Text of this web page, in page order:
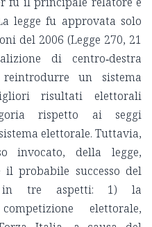
legge fu approvata solo
del 2006 (Legge 270, 21
di centro‑destra
reintrodurre un sistema
risultati elettorali
rispetto ai seggi
elettorale. Tuttavia,
invocato, della legge,
probabile successo del
in tre aspetti: 1) la
elettorale,